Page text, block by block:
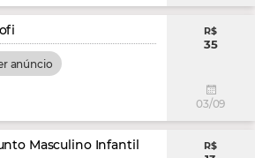
anúncio
R$
35
03/09
Masculino Infantil R$